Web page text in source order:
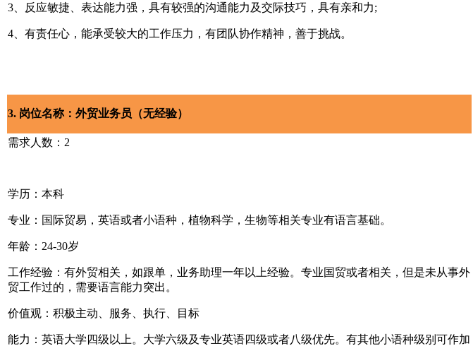
3、反应敏捷、表达能力强，具有较强的沟通能力及交际技巧，具有亲和力;
4、有责任心，能承受较大的工作压力，有团队协作精神，善于挑战。
3. 岗位名称：外贸业务员（无经验）
需求人数：2
学历：本科
专业：国际贸易，英语或者小语种，植物科学，生物等相关专业有语言基础。
年龄：24-30岁
工作经验：有外贸相关，如跟单，业务助理一年以上经验。专业国贸或者相关，但是未从事外
贸工作过的，需要语言能力突出。
价值观：积极主动、服务、执行、目标
能力：英语大学四级以上。大学六级及专业英语四级或者八级优先。有其他小语种级别可作加